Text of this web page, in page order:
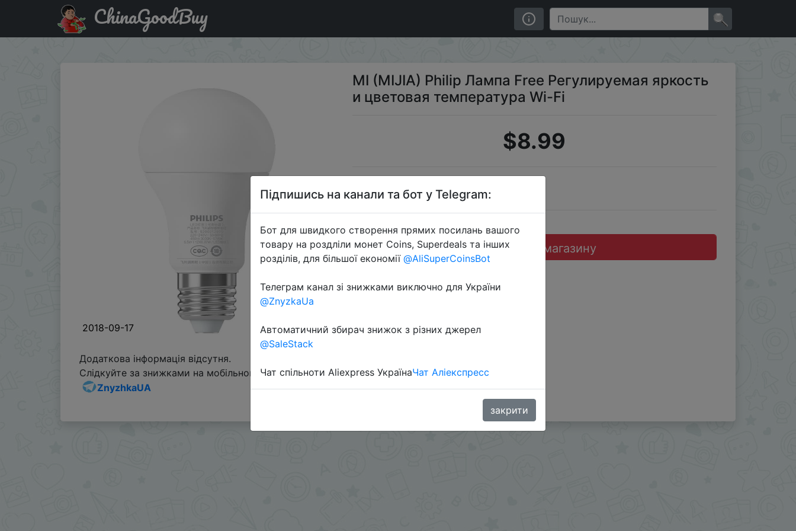
Придбати по акціи MI (MIJIA) Philip Лампа Free Регулируемая яркость и цветовая температура Wi-Fi
ChinaGoodBuy
2018-09-17
MI (MIJIA) Philip Лампа Free Регулируемая яркость
и цветовая температура Wi-Fi
$8.99
Перейти до магазину
Додаткова інформація відсутня.
Слідкуйте за знижками на мобільному, в телеграм каналі:
ZnyzhkaUA
Підпишись на канали та бот у Telegram:
Бот для швидкого створення прямих посилань вашого
товару на роздліли монет Coins, Superdeals та інших
розділів, для більшої економії @AliSuperCoinsBot
Телеграм канал зі знижками виключно для України
@ZnyzkaUa
Автоматичний збирач знижок з різних джерел
@SaleStack
Чат спільноти Aliexpress УкраїнаЧат Аліекспресс
закрити